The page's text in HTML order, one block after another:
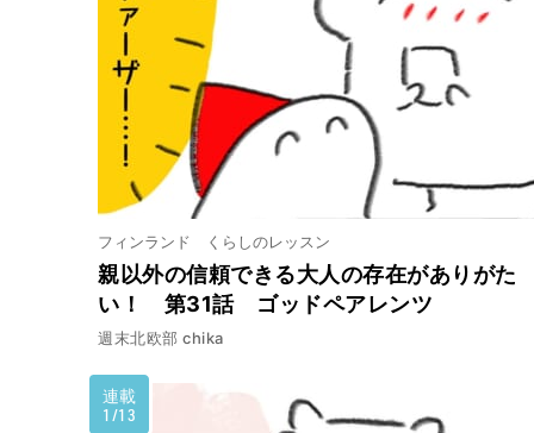
フィンランド くらしのレッスン
親以外の信頼できる大人の存在がありがた
い！ 第31話 ゴッドペアレンツ
週末北欧部 chika
連載
1/13